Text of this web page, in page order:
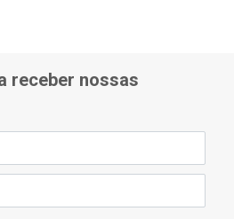
receber nossas